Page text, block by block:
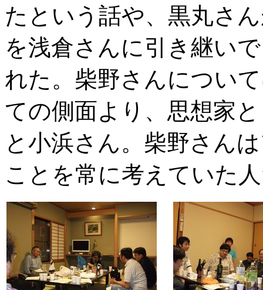
たという話や、黒丸さ
を浅倉さんに引き継い
れた。柴野さんについ
ての側面より、思想家
と小浜さん。柴野さん
ことを常に考えていた